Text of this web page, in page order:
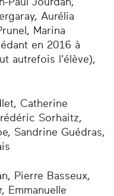
Paul Jourdan,
Aurélia
Marina
en 2016 à
autrefois l'élève),
Catherine
Sorhaitz,
Sandrine Guédras,
Pierre Basseux,
Emmanuelle